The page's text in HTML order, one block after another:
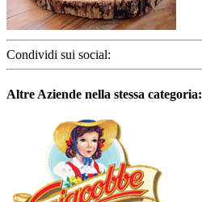
Condividi sui social:
Altre Aziende nella stessa categoria: